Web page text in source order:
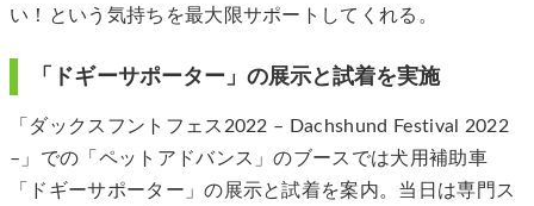
い！という気持ちを最大限サポートしてくれる。
「ドギーサポーター」の展示と試着を実施
「ダックスフントフェス2022 – Dachshund Festival 2022
–」での「ペットアドバンス」のブースでは犬用補助車
「ドギーサポーター」の展示と試着を案内。当日は専門ス